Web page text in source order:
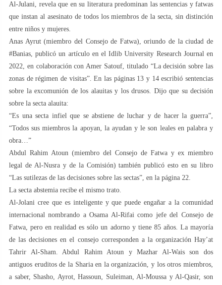
Al-Julani, revela que en su literatura predominan las sentencias y fatwas
que instan al asesinato de todos los miembros de la secta, sin distinción
entre niños y mujeres.
Anas Ayrut (miembro del Consejo de Fatwa), oriundo de la ciudad de
#Banias, publicó un artículo en el Idlib University Research Journal en
2022, en colaboración con Amer Satouf, titulado “La decisión sobre las
zonas de régimen de visitas”. En las páginas 13 y 14 escribió sentencias
sobre la excomunión de los alauitas y los drusos. Dijo que su decisión
sobre la secta alauita:
“Es una secta infiel que se abstiene de luchar y de hacer la guerra”,
“Todos sus miembros la apoyan, la ayudan y le son leales en palabra y
obra…”
Abdul Rahim Atoun (miembro del Consejo de Fatwa y ex miembro
legal de Al-Nusra y de la Comisión) también publicó esto en su libro
“Las sutilezas de las decisiones sobre las sectas”, en la página 22.
La secta abstemia recibe el mismo trato.
Al-Jolani cree que es inteligente y que puede engañar a la comunidad
internacional nombrando a Osama Al-Rifai como jefe del Consejo de
Fatwa, pero en realidad es sólo un adorno y tiene 85 años. La mayoría
de las decisiones en el consejo corresponden a la organización Hay’at
Tahrir Al-Sham. Abdul Rahim Atoun y Mazhar Al-Wais son dos
antiguos eruditos de la Sharia en la organización, y los otros miembros,
a saber, Shasho, Ayrot, Hassoun, Suleiman, Al-Moussa y Al-Qasir, son